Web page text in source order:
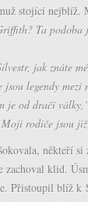
stojící nejblíž.
Ta podoba
jak znáte
legendy
je od dračí
rodiče jsou
někteří si
zachoval klid.
Přistoupil blíž